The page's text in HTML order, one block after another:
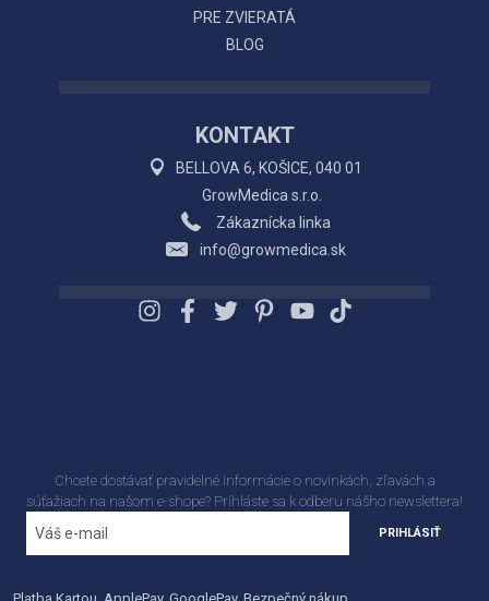
PRE ZVIERATÁ
BLOG
KONTAKT
BELLOVA 6, KOŠICE, 040 01
GrowMedica s.r.o.
Zákaznícka linka
info@growmedica.sk
Chcete dostávať pravidelné informácie o novinkách, zľavách a
súťažiach na našom e-shope? Príhláste sa k odberu nášho newslettera!
PRIHLÁSIŤ